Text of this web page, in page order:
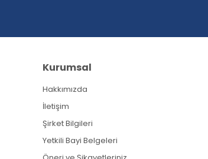
Kurumsal
Hakkımızda
İletişim
Şirket Bilgileri
Yetkili Bayi Belgeleri